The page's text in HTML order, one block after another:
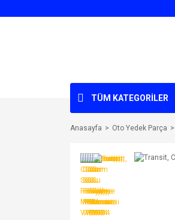
TÜM KATEGORİLER
Anasayfa Oto Yedek Parça